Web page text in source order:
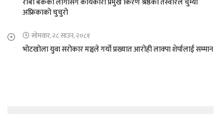
अफ्रिकाको चुचुरो
सोमवार, २८ साउन, २०८१
भोटखोला युवा सरोकार मञ्चले गर्यो प्रख्यात आरोही लाक्पा शेर्पालाई सम्मान